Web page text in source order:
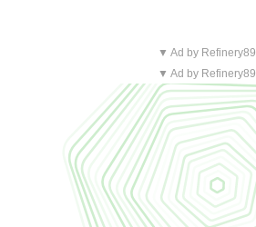
▼ Ad by Refinery89
▼ Ad by Refinery89